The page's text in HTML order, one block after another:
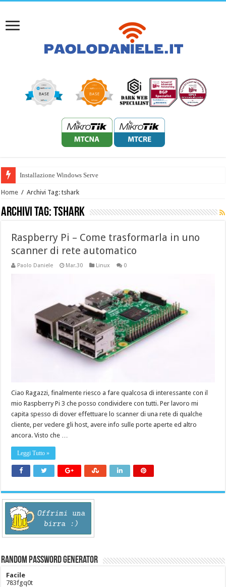
Installazione Windows Server 2022
Home / Archivi Tag: tshark
Archivi Tag:tshark
Raspberry Pi – Come trasformarla in uno
scanner di rete automatico
Paolo Daniele Mar.30 Linux 0
Ciao Ragazzi, finalmente riesco a fare qualcosa di interessante con il
mio Raspberry Pi 3 che posso condividere con tutti. Per lavoro mi
capita spesso di dover effettuare lo scanner di una rete di qualche
cliente, per vedere gli host, avere info sulle porte aperte ed altro
ancora. Visto che …
Leggi Tutto »
Random Password Generator
Facile
783fgq0t